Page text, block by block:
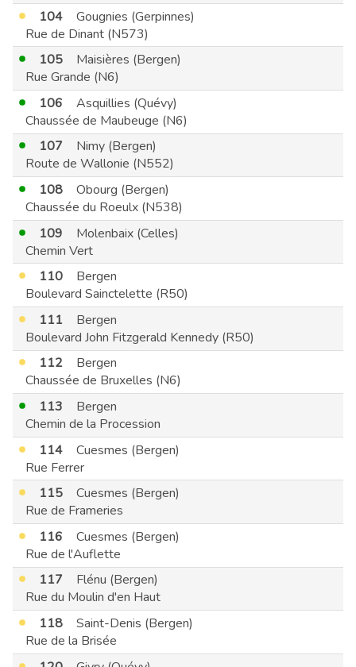
104
Gougnies (Gerpinnes)
Rue de Dinant (N573)
105
Maisières (Bergen)
Rue Grande (N6)
106
Asquillies (Quévy)
Chaussée de Maubeuge (N6)
107
Nimy (Bergen)
Route de Wallonie (N552)
108
Obourg (Bergen)
Chaussée du Roeulx (N538)
109
Molenbaix (Celles)
Chemin Vert
110
Bergen
Boulevard Sainctelette (R50)
111
Bergen
Boulevard John Fitzgerald Kennedy (R50)
112
Bergen
Chaussée de Bruxelles (N6)
113
Bergen
Chemin de la Procession
114
Cuesmes (Bergen)
Rue Ferrer
115
Cuesmes (Bergen)
Rue de Frameries
116
Cuesmes (Bergen)
Rue de l'Auflette
117
Flénu (Bergen)
Rue du Moulin d'en Haut
118
Saint-Denis (Bergen)
Rue de la Brisée